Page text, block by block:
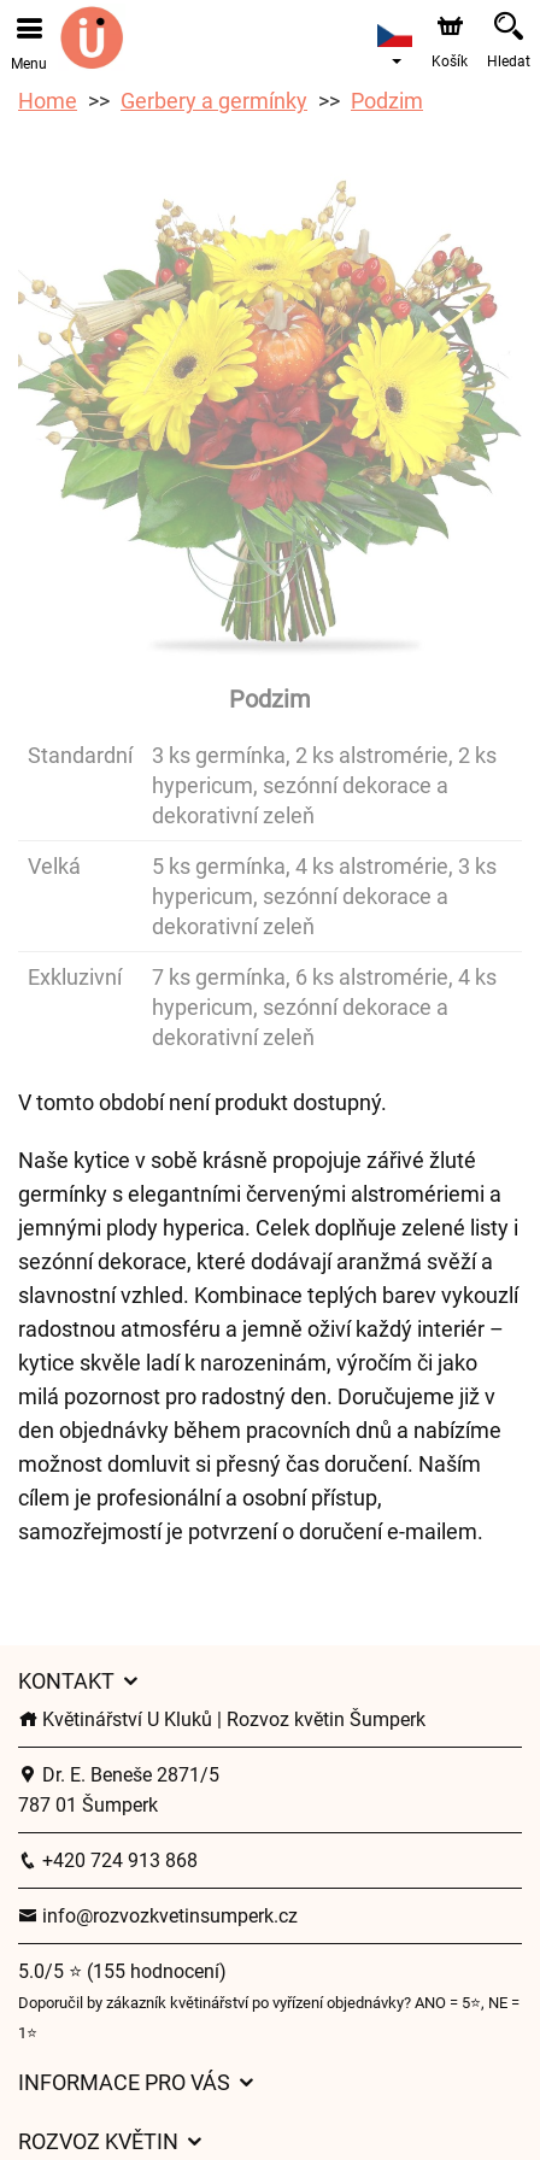
Objednávky přes e-shop přijímáme. Nejbližší možné
doručení je od 10.8.2026 z důvodu dovolené.
Menu Košík Hledat
Home Gerbery a germínky Podzim
Podzim
Standardní
3 ks germínka, 2 ks alstromérie, 2 ks
hypericum, sezónní dekorace a
dekorativní zeleň
Velká
5 ks germínka, 4 ks alstromérie, 3 ks
hypericum, sezónní dekorace a
dekorativní zeleň
Exkluzivní
7 ks germínka, 6 ks alstromérie, 4 ks
hypericum, sezónní dekorace a
dekorativní zeleň
V tomto období není produkt dostupný.
Naše kytice v sobě krásně propojuje zářivé žluté
germínky s elegantními červenými alstromériemi a
jemnými plody hyperica. Celek doplňuje zelené listy i
sezónní dekorace, které dodávají aranžmá svěží a
slavnostní vzhled. Kombinace teplých barev vykouzlí
radostnou atmosféru a jemně oživí každý interiér –
kytice skvěle ladí k narozeninám, výročím či jako
milá pozornost pro radostný den. Doručujeme již v
den objednávky během pracovních dnů a nabízíme
možnost domluvit si přesný čas doručení. Naším
cílem je profesionální a osobní přístup,
samozřejmostí je potvrzení o doručení e-mailem.
KONTAKT
Květinářství U Kluků | Rozvoz květin Šumperk
Dr. E. Beneše 2871/5
787 01 Šumperk
+420 724 913 868
info@rozvozkvetinsumperk.cz
5.0/5 ⭐ (155 hodnocení)
Doporučil by zákazník květinářství po vyřízení objednávky? ANO = 5⭐, NE =
1⭐
INFORMACE PRO VÁS
ROZVOZ KVĚTIN